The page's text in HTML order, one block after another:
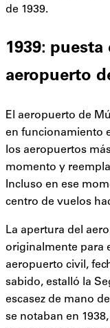
de 1939.
1939:
aeropuerto
El aeropuerto de
en funcionamiento
los aeropuertos
momento y
Incluso en ese
centro de vuelos
La apertura del
originalmente para
aeropuerto civil,
sabido, estalló la
escasez de mano
se notaban en